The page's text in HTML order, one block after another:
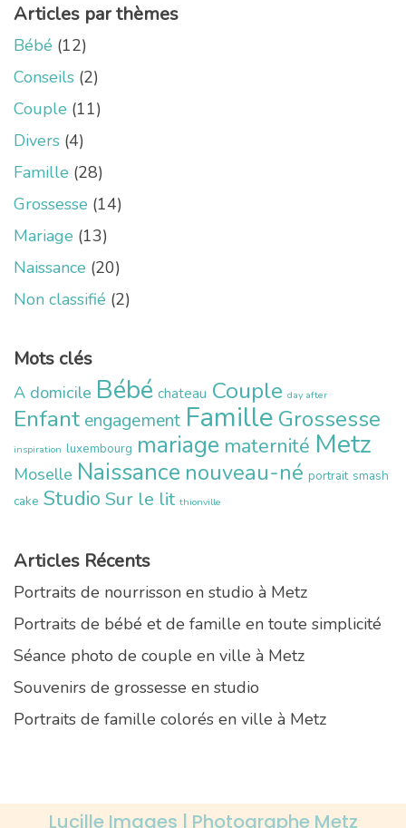
Articles par thèmes
Bébé (12)
Conseils (2)
Couple (11)
Divers (4)
Famille (28)
Grossesse (14)
Mariage (13)
Naissance (20)
Non classifié (2)
Mots clés
A domicile Bébé chateau Couple day after
Enfant engagement Famille Grossesse
inspiration luxembourg mariage maternité Metz
Moselle Naissance nouveau-né portrait smash
cake Studio Sur le lit thionville
Articles Récents
Portraits de nourrisson en studio à Metz
Portraits de bébé et de famille en toute simplicité
Séance photo de couple en ville à Metz
Souvenirs de grossesse en studio
Portraits de famille colorés en ville à Metz
Lucille Images | Photographe Metz